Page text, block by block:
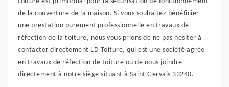
de la couverture de la maison. Si vous souhaitez bénéficier
une prestation purement professionnelle en travaux de
réfection de la toiture, nous vous prions de ne pas hésiter à
contacter directement LD Toiture, qui est une société agrée
en travaux de réfection de toiture ou de nous joindre
directement à notre siège situant à Saint Gervais 33240.